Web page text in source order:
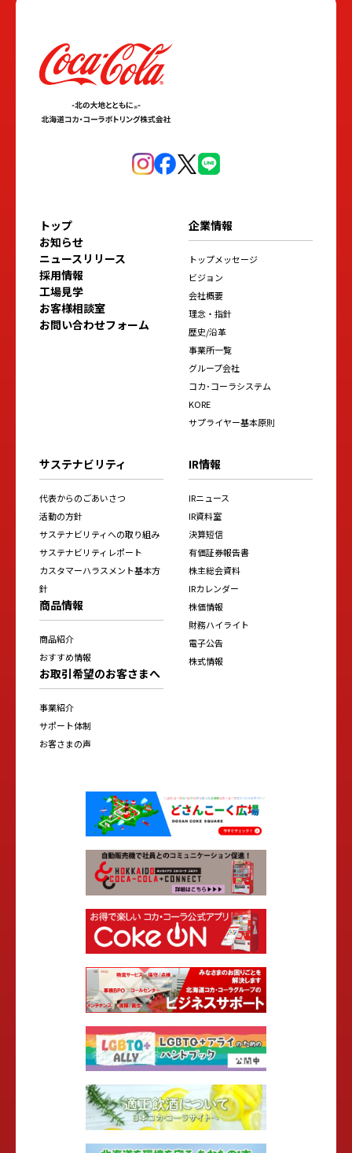
トップ
お知らせ
ニュースリリース
採用情報
工場見学
お客様相談室
お問い合わせフォーム
企業情報
トップメッセージ
ビジョン
会社概要
理念・指針
歴史/沿革
事業所一覧
グループ会社
コカ･コーラシステム
KORE
サプライヤー基本原則
サステナビリティ
代表からのごあいさつ
活動の方針
サステナビリティへの取り組み
サステナビリティレポート
カスタマーハラスメント基本方
針
商品情報
商品紹介
おすすめ情報
お取引希望のお客さまへ
事業紹介
サポート体制
お客さまの声
IR情報
IRニュース
IR資料室
決算短信
有価証券報告書
株主総会資料
IRカレンダー
株価情報
財務ハイライト
電子公告
株式情報